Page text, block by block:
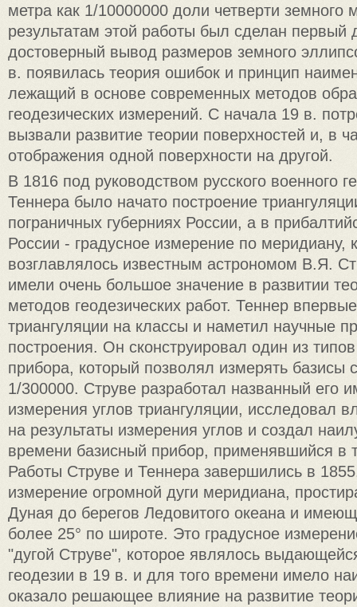
метра как 1/10000000 доли четверти земного
результатам этой работы был сделан первый
достоверный вывод размеров земного
в. появилась теория ошибок и принцип
лежащий в основе современных методов
геодезических измерений. С начала 19 в.
вызвали развитие теории поверхностей и, в
отображения одной поверхности на другой.
В 1816 под руководством русского военного
Теннера было начато построение
пограничных губерниях России, а в
России - градусное измерение по меридиану,
возглавлялось известным астрономом В.Я.
имели очень большое значение в развитии
методов геодезических работ. Теннер
триангуляции на классы и наметил научные
построения. Он сконструировал один из типов
прибора, который позволял измерять базисы
1/300000. Струве разработал названный его
измерения углов триангуляции, исследовал
на результаты измерения углов и создал
времени базисный прибор, применявшийся в
Работы Струве и Теннера завершились в
измерение огромной дуги меридиана,
Дуная до берегов Ледовитого океана и
более 25° по широте. Это градусное
"дугой Струве", которое являлось
геодезии в 19 в. и для того времени имело
оказало решающее влияние на развитие